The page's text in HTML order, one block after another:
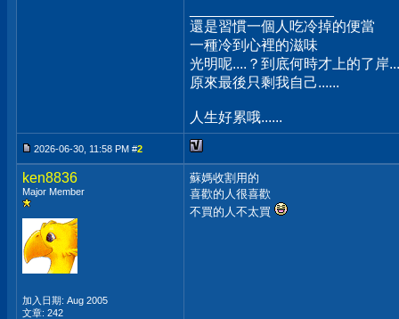
還是習慣一個人吃冷掉的便當
一種冷到心裡的滋味
光明呢....？到底何時才上的了岸
原來最後只剩我自己......
人生好累哦......
2026-06-30, 11:58 PM #2
ken8836
Major Member
加入日期: Aug 2005
文章: 242
蘇媽收割用的
喜歡的人很喜歡
不買的人不太買